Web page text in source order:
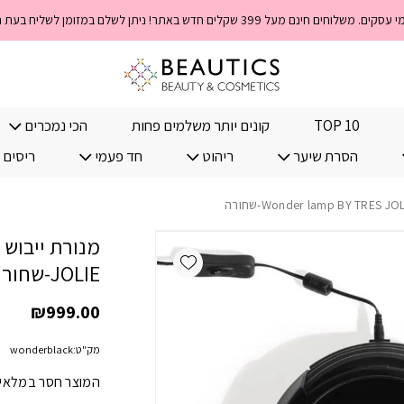
TOP 10 קונים יותר משלמים פחות הכי נמכרים
הסרת שיער ריהוט חד פעמי
JOLIE-שחורה
₪999.00
מק"ט:wonderblack
המוצר חסר
Add wishlist